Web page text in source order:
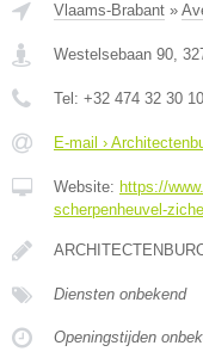
Vlaams-Brabant »
Westelsebaan 90,
Tel: +32 474 32 30 10
E-mail ›
Website: https://
scherpenheuvel-
Diensten onbekend
Openingstijden